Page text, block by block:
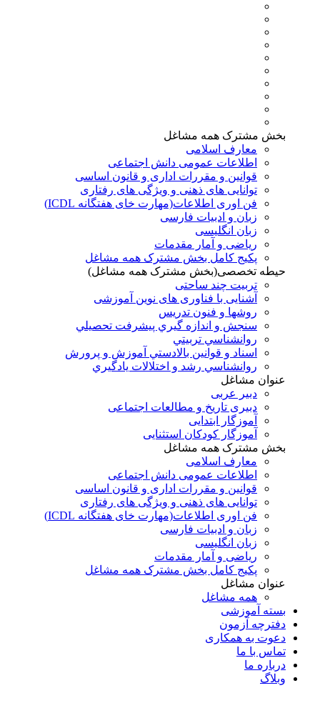
بخش مشترک همه مشاغل
معارف اسلامی
اطلاعات عمومی دانش اجتماعی
قوانین و مقررات اداری و قانون اساسی
توانایی های ذهنی و ویژگی های رفتاری
فن اوری اطلاعات(مهارت خای هفتگانه ICDL)
زبان و ادبیات فارسی
زبان انگلیسی
ریاضی و آمار مقدمات
پکیج کامل بخش مشترک همه مشاغل
حیطه تخصصی(بخش مشترک همه مشاغل)
تربیت چند ساحتی
آشنایی با فناوری های نوین آموزشی
روشها و فنون تدريس
سنجش و اندازه گيري پيشرفت تحصيلي
روانشناسي تربيتي
اسناد و قوانين بالادستي آموزش و پرورش
روانشناسي رشد و اختلالات يادگيري
عنوان مشاغل
دبير عربی
دبیری تاریخ و مطالعات اجتماعی
آموزگار ابتدایی
آموزگار کودکان استثنایی
بخش مشترک همه مشاغل
معارف اسلامی
اطلاعات عمومی دانش اجتماعی
قوانین و مقررات اداری و قانون اساسی
توانایی های ذهنی و ویژگی های رفتاری
فن اوری اطلاعات(مهارت خای هفتگانه ICDL)
زبان و ادبیات فارسی
زبان انگلیسی
ریاضی و آمار مقدمات
پکیج کامل بخش مشترک همه مشاغل
عنوان مشاغل
همه مشاغل
بسته آموزشی
دفترچه آزمون
دعوت به همکاری
تماس با ما
درباره ما
وبلاگ